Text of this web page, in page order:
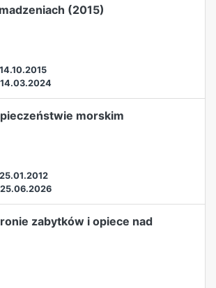
(2015)
14.10.2015
14.03.2024
morskim
25.01.2012
25.06.2026
zabytków i opiece nad